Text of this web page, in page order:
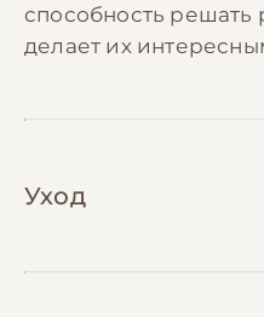
способность решать
делает их
Уход